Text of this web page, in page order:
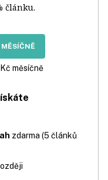
článku.
měsíčně
zdarma (5 článků